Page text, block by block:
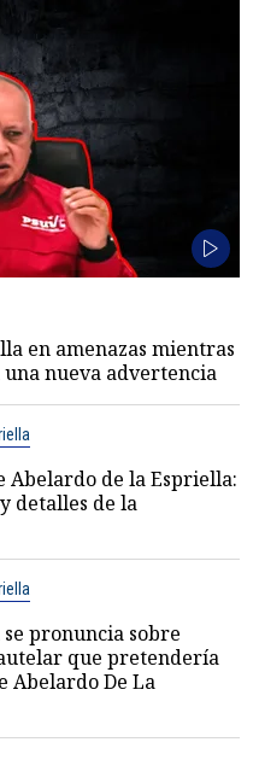
en amenazas mientras
una nueva advertencia
Abelardo de la Espriella:
detalles de la
pronuncia sobre
que pretendería
Abelardo De La